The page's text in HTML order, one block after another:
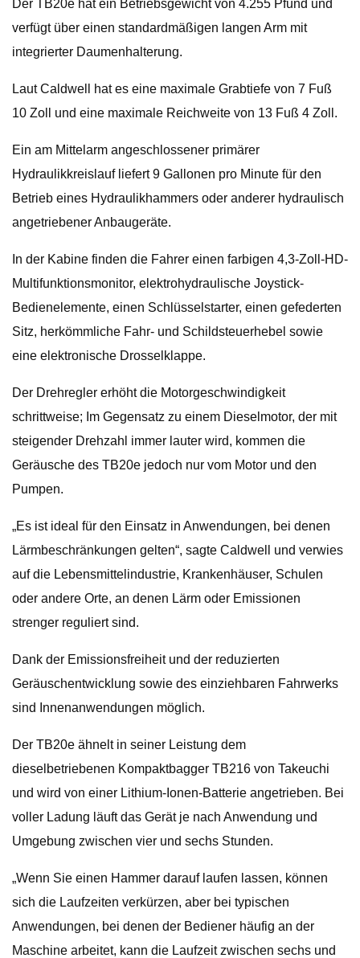
Der TB20e hat ein Betriebsgewicht von 4.255 Pfund und
verfügt über einen standardmäßigen langen Arm mit
integrierter Daumenhalterung.
Laut Caldwell hat es eine maximale Grabtiefe von 7 Fuß
10 Zoll und eine maximale Reichweite von 13 Fuß 4 Zoll.
Ein am Mittelarm angeschlossener primärer
Hydraulikkreislauf liefert 9 Gallonen pro Minute für den
Betrieb eines Hydraulikhammers oder anderer hydraulisch
angetriebener Anbaugeräte.
In der Kabine finden die Fahrer einen farbigen 4,3-Zoll-HD-
Multifunktionsmonitor, elektrohydraulische Joystick-
Bedienelemente, einen Schlüsselstarter, einen gefederten
Sitz, herkömmliche Fahr- und Schildsteuerhebel sowie
eine elektronische Drosselklappe.
Der Drehregler erhöht die Motorgeschwindigkeit
schrittweise; Im Gegensatz zu einem Dieselmotor, der mit
steigender Drehzahl immer lauter wird, kommen die
Geräusche des TB20e jedoch nur vom Motor und den
Pumpen.
„Es ist ideal für den Einsatz in Anwendungen, bei denen
Lärmbeschränkungen gelten“, sagte Caldwell und verwies
auf die Lebensmittelindustrie, Krankenhäuser, Schulen
oder andere Orte, an denen Lärm oder Emissionen
strenger reguliert sind.
Dank der Emissionsfreiheit und der reduzierten
Geräuschentwicklung sowie des einziehbaren Fahrwerks
sind Innenanwendungen möglich.
Der TB20e ähnelt in seiner Leistung dem
dieselbetriebenen Kompaktbagger TB216 von Takeuchi
und wird von einer Lithium-Ionen-Batterie angetrieben. Bei
voller Ladung läuft das Gerät je nach Anwendung und
Umgebung zwischen vier und sechs Stunden.
„Wenn Sie einen Hammer darauf laufen lassen, können
sich die Laufzeiten verkürzen, aber bei typischen
Anwendungen, bei denen der Bediener häufig an der
Maschine arbeitet, kann die Laufzeit zwischen sechs und